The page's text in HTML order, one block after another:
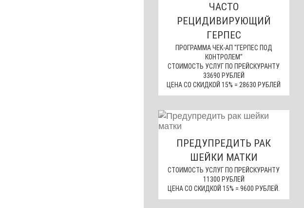
ЧАСТО
РЕЦИДИВИРУЮЩИЙ
ГЕРПЕС
ПРОГРАММА ЧЕК-АП "ГЕРПЕС ПОД
КОНТРОЛЕМ"
СТОИМОСТЬ УСЛУГ ПО ПРЕЙСКУРАНТУ
33690 РУБЛЕЙ
ЦЕНА СО СКИДКОЙ 15% = 28630 РУБЛЕЙ
ПРЕДУПРЕДИТЬ РАК
ШЕЙКИ МАТКИ
СТОИМОСТЬ УСЛУГ ПО ПРЕЙСКУРАНТУ
11300 РУБЛЕЙ
ЦЕНА СО СКИДКОЙ 15% = 9600 РУБЛЕЙ.